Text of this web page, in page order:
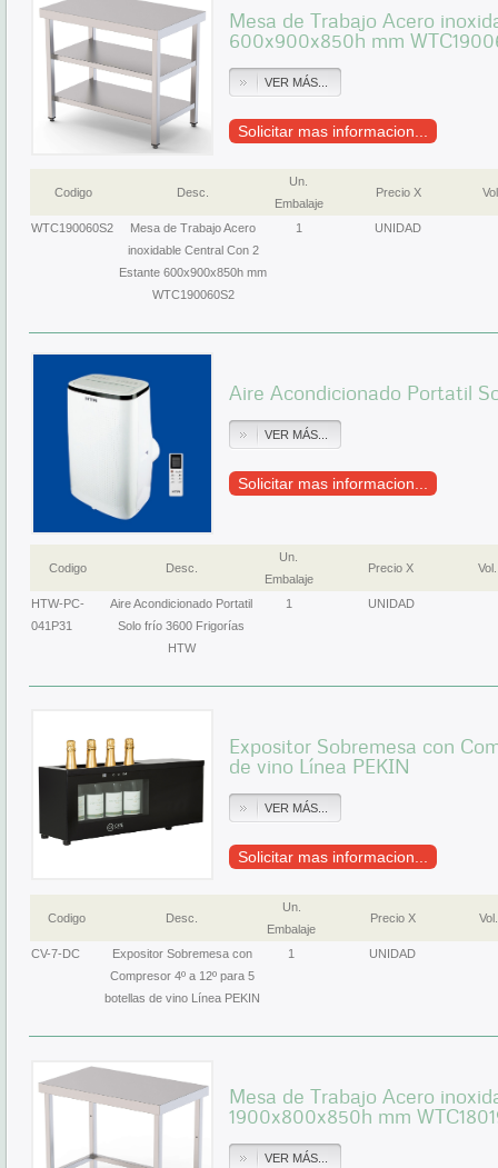
Mesa de Trabajo Acero
600x900x850h mm
VER MÁS...
Solicitar mas informacion...
Codigo Desc.
Un.
Embalaje
Precio X
WTC190060S2
Mesa de Trabajo Acero
inoxidable Central Con 2
Estante 600x900x850h mm
WTC190060S2
1 UNIDAD
Aire Acondicionado Portatil
VER MÁS...
Solicitar mas informacion...
Codigo Desc.
Un.
Embalaje
Precio X Vol.
HTW-PC-
041P31
Aire Acondicionado Portatil
Solo frío 3600 Frigorías
HTW
1 UNIDAD
Expositor Sobremesa con
de vino Línea PEKIN
VER MÁS...
Solicitar mas informacion...
Codigo Desc.
Un.
Embalaje
Precio X Vol.
CV-7-DC
Expositor Sobremesa con
Compresor 4º a 12º para 5
botellas de vino Línea PEKIN
1 UNIDAD
Mesa de Trabajo Acero
1900x800x850h mm
VER MÁS...